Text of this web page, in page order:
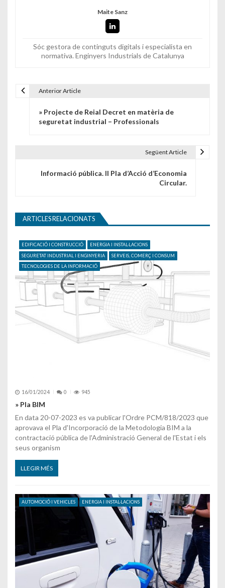
Maite Sanz
Sóc gestora de continguts digitals i especialista en
normativa. Enginyers Industrials de Catalunya
Navegació d'entrades
Anterior Article
» Projecte de Reial Decret en matèria de
seguretat industrial – Professionals
Següent Article
Informació pública. II Pla d’Acció d’Economia
Circular.
ARTICLES RELACIONATS
EDIFICACIÓ I CONSTRUCCIÓ
ENERGIA I INSTAL·LACIONS
SEGURETAT INDUSTRIAL I ENGINYERIA
SERVEIS, COMERÇ I CONSUM
TECNOLOGIES DE LA INFORMACIÓ
16/01/2024 0 945
» Pla BIM
En data 20-07-2023 es va publicar l'Ordre PCM/818/2023 que
aprovava el Pla d'Incorporació de la Metodologia BIM a la
contractació pública de l'Administració General de l'Estat i els
seus organism
LLEGIR MÉS
AUTOMOCIÓ I VEHICLES ENERGIA I INSTAL·LACIONS